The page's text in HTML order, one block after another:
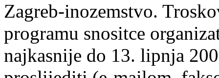
Zagreb-inozemstvo.
programu snositce
najkasnije do 13. lipnja